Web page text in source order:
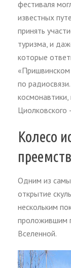
фестиваля
известных
принять
туризма, и
которые
по
Циолковского
Колесо
Одним из
открытие
нескольким
проложившим
Вселенной.